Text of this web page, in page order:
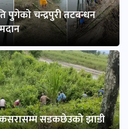
पुगेको चन्द्रपुरी तटबन्धन
कसरासम्म सडकछेउको झाडी